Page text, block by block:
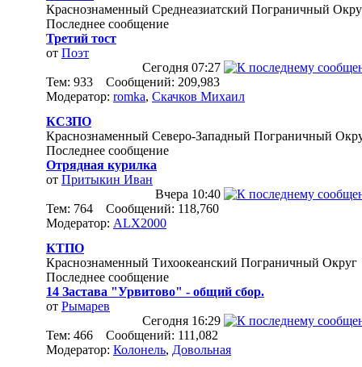
Краснознаменный Среднеазиатский Пограничный
Последнее сообщение
Третий тост
от Поэт
Сегодня 07:27
Тем: 933 Сообщений: 209,983
Модератор: romka, Скачков Михаил
КСЗПО
Краснознаменный Северо-Западный Пограничный
Последнее сообщение
Отрядная курилка
от Притыкин Иван
Вчера 10:40
Тем: 764 Сообщений: 118,760
Модератор: ALX2000
КТПО
Краснознаменный Тихоокеанский Пограничный Округ
Последнее сообщение
14 Застава "Урвитово" - общий сбор.
от Рымарев
Сегодня 16:29
Тем: 466 Сообщений: 111,082
Модератор: Колонель, Довольная